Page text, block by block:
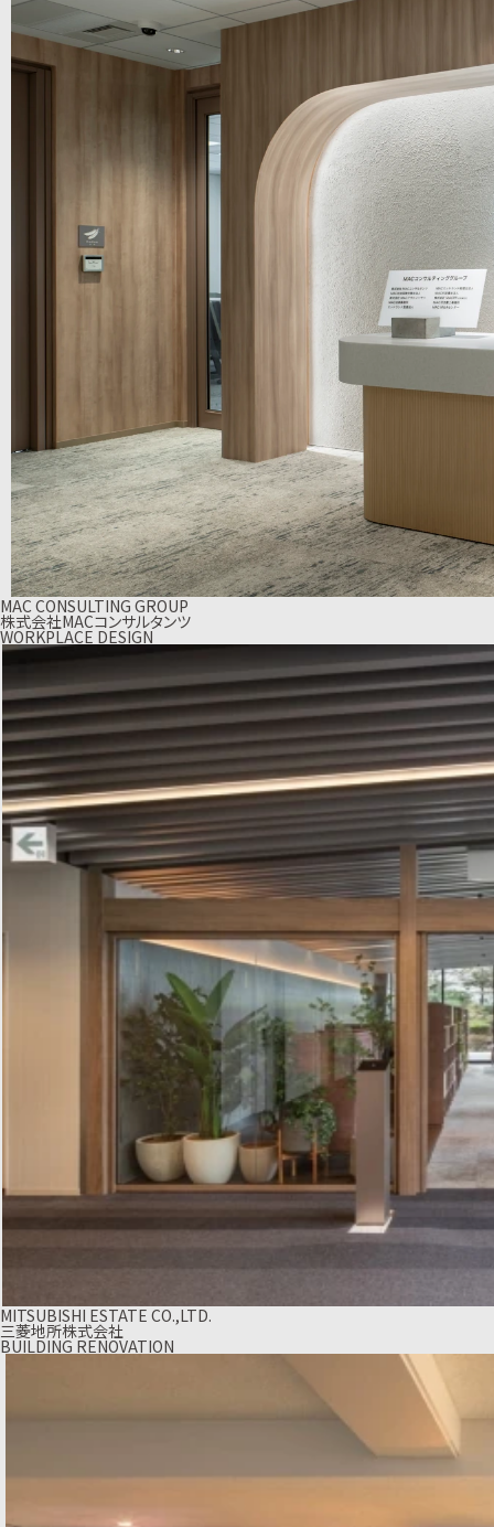
MAC CONSULTING GROUP
株式会社MACコンサルタンツ
WORKPLACE DESIGN
MITSUBISHI ESTATE CO.,LTD.
三菱地所株式会社
BUILDING RENOVATION